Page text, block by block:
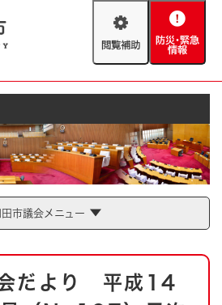
閲
助
防
緊
情
報
とじる
報
プ AED設置箇所
とじる
田市議会メニュー
だより 平成14